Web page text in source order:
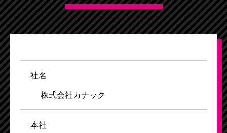
社名
株式会社カナック
本社